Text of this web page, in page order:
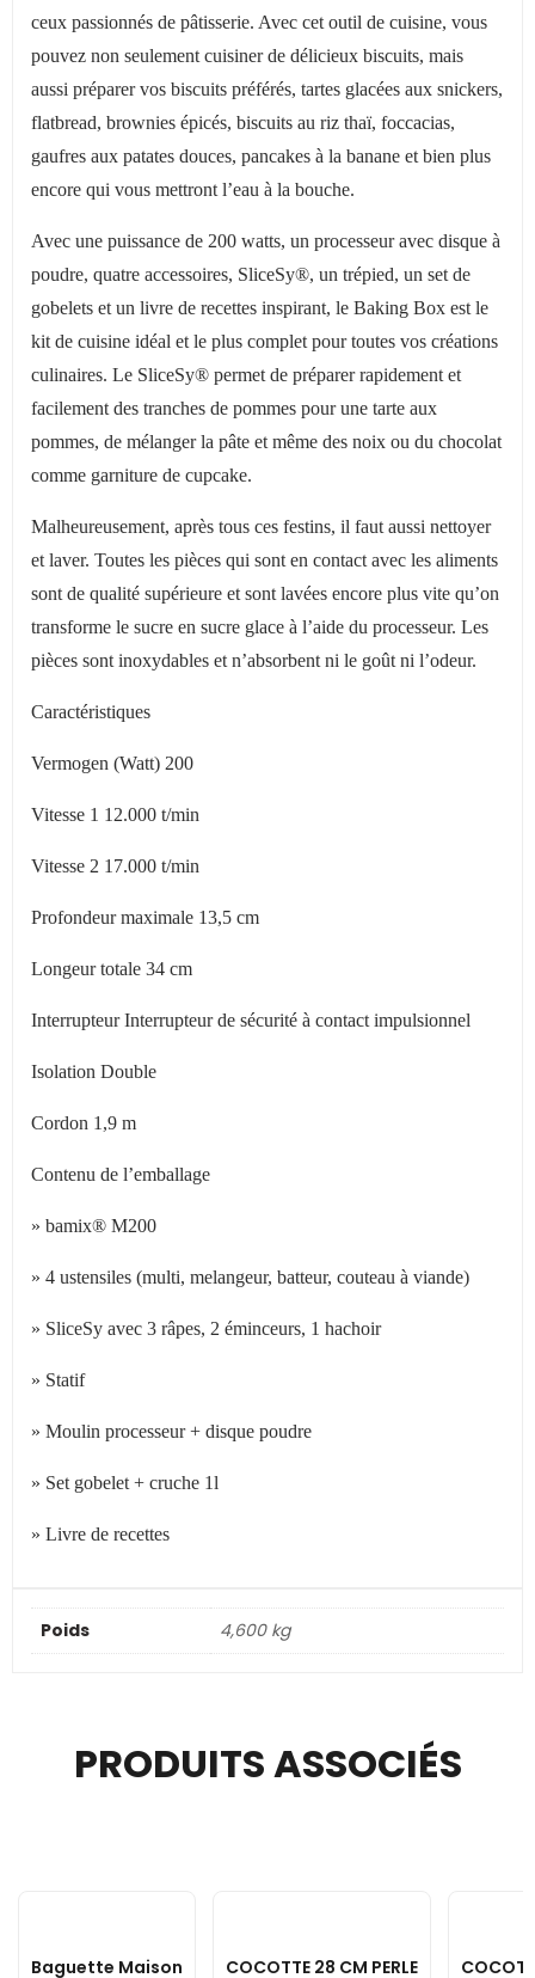
ceux passionnés de pâtisserie. Avec cet outil de cuisine, vous
pouvez non seulement cuisiner de délicieux biscuits, mais
aussi préparer vos biscuits préférés, tartes glacées aux snickers,
flatbread, brownies épicés, biscuits au riz thaï, foccacias,
gaufres aux patates douces, pancakes à la banane et bien plus
encore qui vous mettront l’eau à la bouche.
Avec une puissance de 200 watts, un processeur avec disque à
poudre, quatre accessoires, SliceSy®, un trépied, un set de
gobelets et un livre de recettes inspirant, le Baking Box est le
kit de cuisine idéal et le plus complet pour toutes vos créations
culinaires. Le SliceSy® permet de préparer rapidement et
facilement des tranches de pommes pour une tarte aux
pommes, de mélanger la pâte et même des noix ou du chocolat
comme garniture de cupcake.
Malheureusement, après tous ces festins, il faut aussi nettoyer
et laver. Toutes les pièces qui sont en contact avec les aliments
sont de qualité supérieure et sont lavées encore plus vite qu’on
transforme le sucre en sucre glace à l’aide du processeur. Les
pièces sont inoxydables et n’absorbent ni le goût ni l’odeur.
Caractéristiques
Vermogen (Watt) 200
Vitesse 1 12.000 t/min
Vitesse 2 17.000 t/min
Profondeur maximale 13,5 cm
Longeur totale 34 cm
Interrupteur Interrupteur de sécurité à contact impulsionnel
Isolation Double
Cordon 1,9 m
Contenu de l’emballage
» bamix® M200
» 4 ustensiles (multi, melangeur, batteur, couteau à viande)
» SliceSy avec 3 râpes, 2 éminceurs, 1 hachoir
» Statif
» Moulin processeur + disque poudre
» Set gobelet + cruche 1l
» Livre de recettes
Poids 4,600 kg
PRODUITS ASSOCIÉS
Baguette Maison
COCOTTE 28 CM PERLE